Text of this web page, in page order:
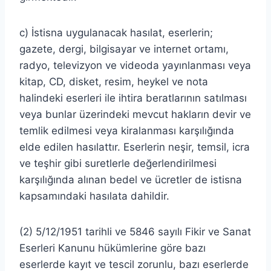
c) İstisna uygulanacak hasılat, eserlerin;
gazete, dergi, bilgisayar ve internet ortamı,
radyo, televizyon ve videoda yayınlanması veya
kitap, CD, disket, resim, heykel ve nota
halindeki eserleri ile ihtira beratlarının satılması
veya bunlar üzerindeki mevcut hakların devir ve
temlik edilmesi veya kiralanması karşılığında
elde edilen hasılattır. Eserlerin neşir, temsil, icra
ve teşhir gibi suretlerle değerlendirilmesi
karşılığında alınan bedel ve ücretler de istisna
kapsamındaki hasılata dahildir.
(2) 5/12/1951 tarihli ve 5846 sayılı Fikir ve Sanat
Eserleri Kanunu hükümlerine göre bazı
eserlerde kayıt ve tescil zorunlu, bazı eserlerde